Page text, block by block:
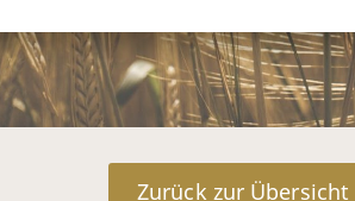
Zurück zur Übersicht